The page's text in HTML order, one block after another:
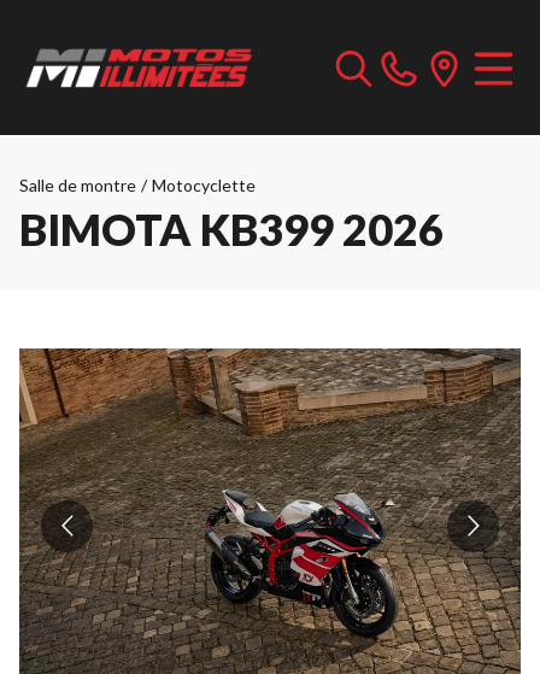
Salle de montre / Motocyclette
BIMOTA KB399 2026